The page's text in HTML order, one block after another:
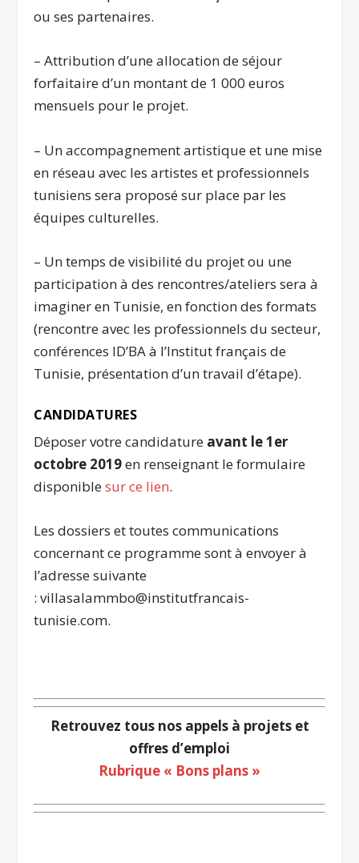
ou ses partenaires.
– Attribution d’une allocation de séjour
forfaitaire d’un montant de 1 000 euros
mensuels pour le projet.
– Un accompagnement artistique et une mise
en réseau avec les artistes et professionnels
tunisiens sera proposé sur place par les
équipes culturelles.
– Un temps de visibilité du projet ou une
participation à des rencontres/ateliers sera à
imaginer en Tunisie, en fonction des formats
(rencontre avec les professionnels du secteur,
conférences ID’BA à l’Institut français de
Tunisie, présentation d’un travail d’étape).
CANDIDATURES
Déposer votre candidature avant le 1er
octobre 2019en renseignant le formulaire
disponiblesur ce lien.
Les dossiers et toutes communications
concernant ce programme sont à envoyer à
l’adresse suivante
: villasalammbo@institutfrancais-
tunisie.com.
Retrouvez tous nos appels à projets et
offres d’emploi
Rubrique « Bons plans »